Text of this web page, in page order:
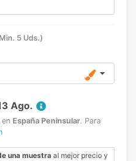
5 Uds.)
Ago.
España Peninsular. Para
una muestra al mejor precio y